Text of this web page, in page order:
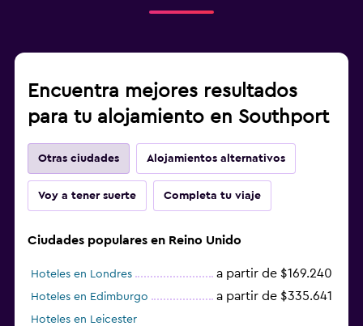
Encuentra mejores resultados
para tu alojamiento en Southport
Otras ciudades Alojamientos alternativos
Voy a tener suerte Completa tu viaje
Ciudades populares en Reino Unido
Hoteles en Londres a partir de $169.240
Hoteles en Edimburgo a partir de $335.641
Hoteles en Leicester